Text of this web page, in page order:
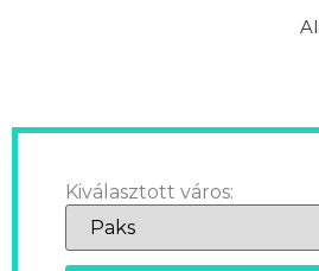
Kiválasztott város: